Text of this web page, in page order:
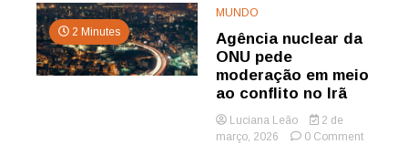
2 Minutes
MUNDO
Agência nuclear da
ONU pede
moderação em meio
ao conflito no Irã
Luciana Leão
2 de
março, 2026
0 Commenton